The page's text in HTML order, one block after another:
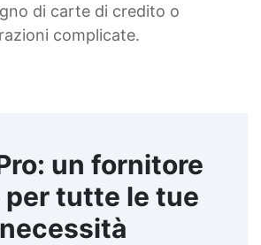
di carte di credito o
complicate.
un fornitore
per tutte le tue
necessità